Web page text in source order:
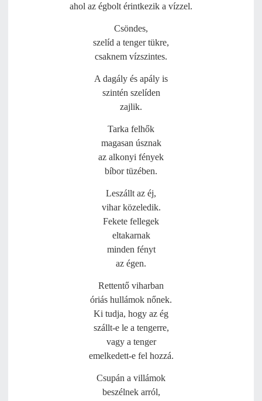
ahol az égbolt érintkezik a vízzel.
Csöndes,
szelíd a tenger tükre,
csaknem vízszintes.
A dagály és apály is
szintén szelíden
zajlik.
Tarka felhők
magasan úsznak
az alkonyi fények
bíbor tüzében.
Leszállt az éj,
vihar közeledik.
Fekete fellegek
eltakarnak
minden fényt
az égen.
Rettentő viharban
óriás hullámok nőnek.
Ki tudja, hogy az ég
szállt-e le a tengerre,
vagy a tenger
emelkedett-e fel hozzá.
Csupán a villámok
beszélnek arról,